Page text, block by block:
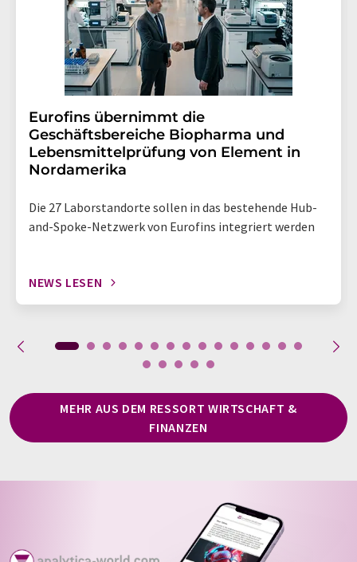
Eurofins übernimmt die
Geschäftsbereiche Biopharma und
Lebensmittelprüfung von Element in
Nordamerika
Die 27 Laborstandorte sollen in das bestehende Hub-
and-Spoke-Netzwerk von Eurofins integriert werden
NEWS LESEN
MEHR AUS DEM RESSORT WIRTSCHAFT &
FINANZEN